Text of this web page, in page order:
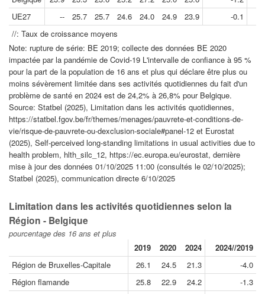
UE27
-- 25.7 25.7 24.6 24.0 24.9 23.9
-0.1
//: Taux de croissance moyens
Note: rupture de série: BE 2019; collecte des données BE 2020
impactée par la pandémie de Covid-19 L'intervalle de confiance à 95 %
pour la part de la population de 16 ans et plus qui déclare être plus ou
moins sévèrement limitée dans ses activités quotidiennes du fait d'un
problème de santé en 2024 est de 24,2% à 26,8% pour Belgique.
Source: Statbel (2025), Limitation dans les activités quotidiennes,
https://statbel.fgov.be/fr/themes/menages/pauvrete-et-conditions-de-
vie/risque-de-pauvrete-ou-dexclusion-sociale#panel-12 et Eurostat
(2025), Self-perceived long-standing limitations in usual activities due to
health problem, hlth_silc_12, https://ec.europa.eu/eurostat, dernière
mise à jour des données 01/10/2025 11:00 (consultés le 02/10/2025);
Statbel (2025), communication directe 6/10/2025
Limitation dans les activités quotidiennes selon la
Région - Belgique
pourcentage des 16 ans et plus
2019
2020 2024
2024//2019
Région de Bruxelles-Capitale
26.1 24.5 21.3
-4.0
Région flamande
25.8 22.9 24.2
-1.3